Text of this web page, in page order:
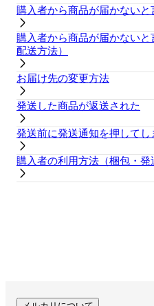
購入者から商品が届かないと
購入者から商品が届かない
配送方法）
お届け先の変更方法
発送した商品が返送された
発送前に発送通知を押してし
購入者の利用方法（梱包・発